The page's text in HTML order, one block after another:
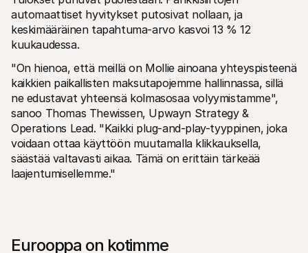
automaattiset hyvitykset putosivat nollaan, ja
keskimääräinen tapahtuma-arvo kasvoi 13 % 12
kuukaudessa.
"On hienoa, että meillä on Mollie ainoana yhteyspisteenä
kaikkien paikallisten maksutapojemme hallinnassa, sillä
ne edustavat yhteensä kolmasosaa volyymistamme",
sanoo Thomas Thewissen, Upwayn Strategy &
Operations Lead. "Kaikki plug-and-play-tyyppinen, joka
voidaan ottaa käyttöön muutamalla klikkauksella,
säästää valtavasti aikaa. Tämä on erittäin tärkeää
laajentumisellemme."
Eurooppa on kotimme